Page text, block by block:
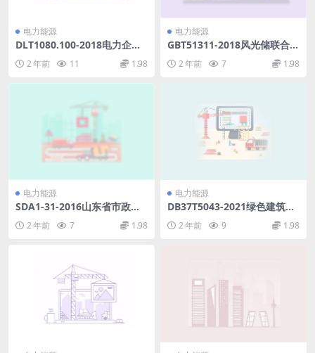
电力能源
DLT1080.100-2018电力企业
100部分：实现框架(37.49M
2 年前 11 1.98
电力能源
GBT51311-2018风光储联合发
B)pdf
2 年前 7 1.98
电力能源
SDA1-31-2016山东省市政工
程消耗量定额第一四册.pdf
2 年前 7 1.98
电力能源
DB37T5043-2021绿色建筑设
2 年前 9 1.98